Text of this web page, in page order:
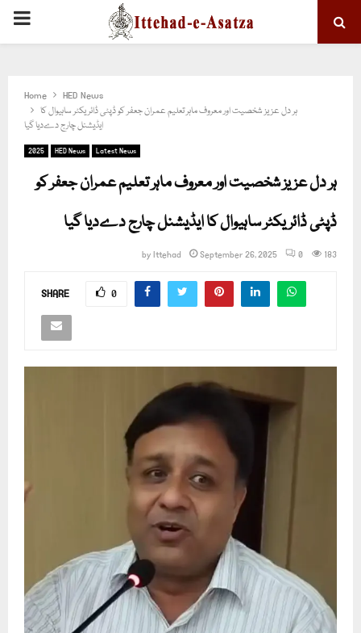
PRIMARY
Home
HED News
ہر دل عزیز شخصیت اور معروف ماہر تعلیم عمران جعفر کو ڈپٹی ڈائریکٹر ساہیوال کا
ایڈیشنل چارج دےدیا گیا
2025 HED News Latest News
ہر دل عزیز شخصیت اور معروف ماہر تعلیم عمران جعفر کو
ڈپٹی ڈائریکٹر ساہیوال کا ایڈیشنل چارج دےدیا گیا
byIttehad September 26, 2025 0 183
SHARE 0